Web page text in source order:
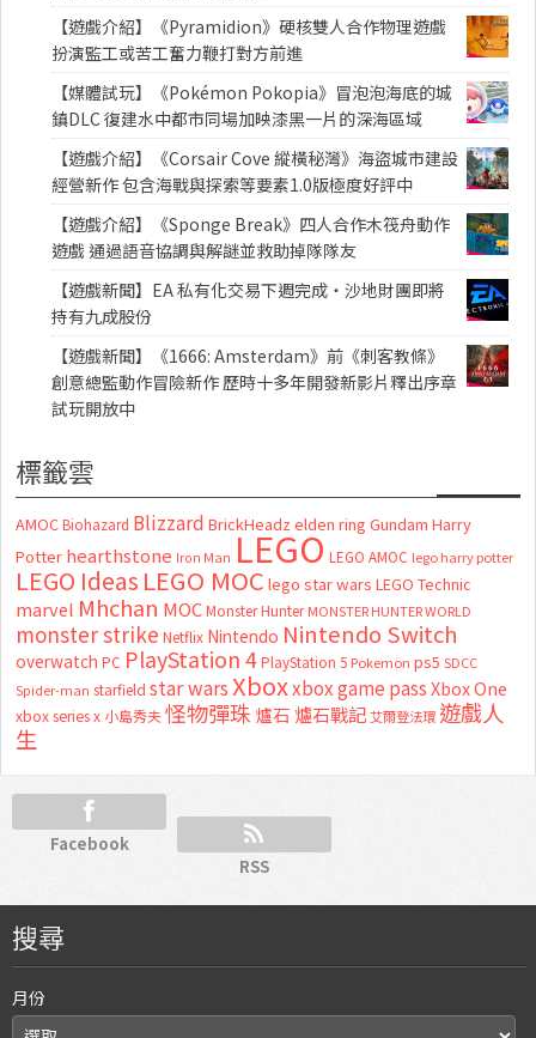
【遊戲介紹】《Pyramidion》硬核雙人合作物理遊戲
扮演監工或苦工奮力鞭打對方前進
【媒體試玩】《Pokémon Pokopia》冒泡泡海底的城
鎮DLC 復建水中都市同場加映漆黑一片的深海區域
【遊戲介紹】《Corsair Cove 縱橫秘灣》海盜城市建設
經營新作 包含海戰與探索等要素1.0版極度好評中
【遊戲介紹】《Sponge Break》四人合作木筏舟動作
遊戲 通過語音協調與解謎並救助掉隊隊友
【遊戲新聞】EA 私有化交易下週完成・沙地財團即將
持有九成股份
【遊戲新聞】《1666: Amsterdam》前《刺客教條》
創意總監動作冒險新作 歷時十多年開發新影片釋出序章
試玩開放中
標籤雲
AMOC Biohazard Blizzard BrickHeadz elden ring Gundam Harry
Potter hearthstone Iron Man LEGO LEGO AMOC lego harry potter
LEGO Ideas LEGO MOC lego star wars LEGO Technic
marvel Mhchan MOC Monster Hunter MONSTER HUNTER WORLD
monster strike Netflix Nintendo Nintendo Switch
overwatch PC PlayStation 4 PlayStation 5 Pokemon ps5 SDCC
Spider-man starfield star wars Xboxxbox game passXbox One
xbox series x 小島秀夫怪物彈珠 爐石 爐石戰記艾爾登法環 遊戲人
生
Facebook
RSS
搜尋
月份